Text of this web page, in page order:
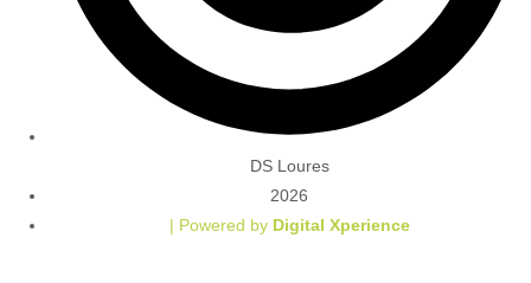
DS Loures
2026
| Powered by Digital Xperience